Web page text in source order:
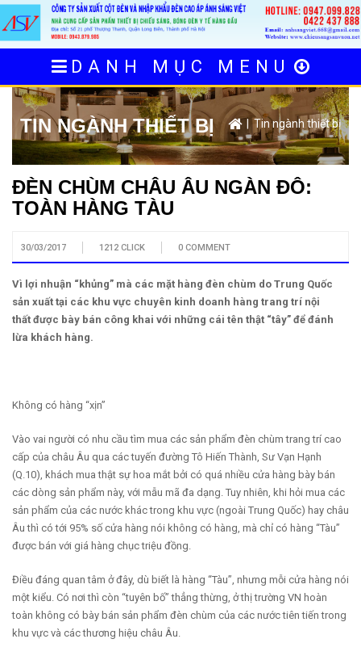
DANH MỤC MENU
TIN NGÀNH THIẾT BỊ | Tin ngành thiết bị
ĐÈN CHÙM CHÂU ÂU NGÀN ĐÔ:
TOÀN HÀNG TÀU
30/03/2017 1212 CLICK 0 COMMENT
Vì lợi nhuận “khủng” mà các mặt hàng đèn chùm do Trung Quốc
sản xuất tại các khu vực chuyên kinh doanh hàng trang trí nội
thất được bày bán công khai với những cái tên thật “tây” để đánh
lừa khách hàng.
Không có hàng “xịn”
Vào vai người có nhu cầu tìm mua các sản phẩm đèn chùm trang trí cao
cấp của châu Âu qua các tuyến đường Tô Hiến Thành, Sư Vạn Hạnh
(Q.10), khách mua thật sự hoa mắt bởi có quá nhiều cửa hàng bày bán
các dòng sản phẩm này, với mẫu mã đa dạng. Tuy nhiên, khi hỏi mua các
sản phẩm của các nước khác trong khu vực (ngoài Trung Quốc) hay châu
Âu thì có tới 95% số cửa hàng nói không có hàng, mà chỉ có hàng “Tàu”
được bán với giá hàng chục triệu đồng.
Điều đáng quan tâm ở đây, dù biết là hàng “Tàu”, nhưng mỗi cửa hàng nói
một kiểu. Có nơi thì còn “tuyên bố” thẳng thừng, ở thị trường VN hoàn
toàn không có bày bán sản phẩm đèn chùm của các nước tiên tiến trong
khu vực và các thương hiệu châu Âu.